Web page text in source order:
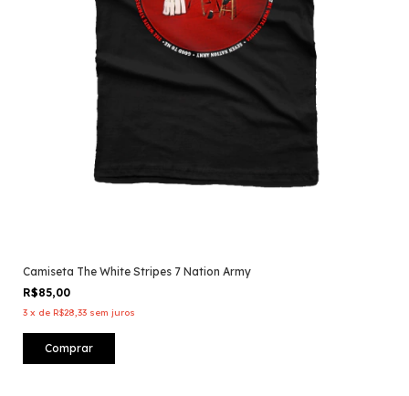
Camiseta The White Stripes 7 Nation Army
R$85,00
3 x de R$28,33 sem juros
Comprar